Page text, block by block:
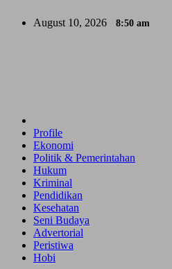
August 10, 2026 8:50 am
Profile
Ekonomi
Politik & Pemerintahan
Hukum
Kriminal
Pendidikan
Kesehatan
Seni Budaya
Advertorial
Peristiwa
Hobi